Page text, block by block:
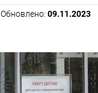
Обновлено: 09.11.2023